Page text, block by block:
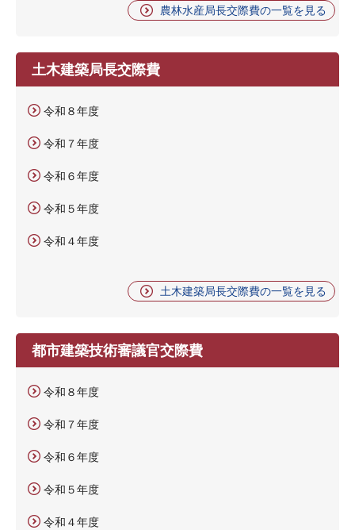
農林水産局長交際費の一覧を見る
土木建築局長交際費
令和８年度
令和７年度
令和６年度
令和５年度
令和４年度
土木建築局長交際費の一覧を見る
都市建築技術審議官交際費
令和８年度
令和７年度
令和６年度
令和５年度
令和４年度